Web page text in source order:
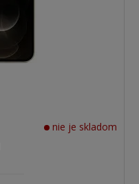
nie je skladom